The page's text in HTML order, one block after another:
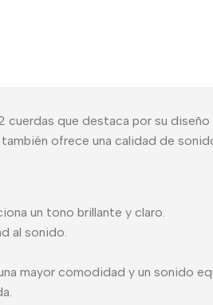
cuerdas que destaca por su
ofrece una calidad de
un tono brillante y claro.
al sonido.
mayor comodidad y un sonido